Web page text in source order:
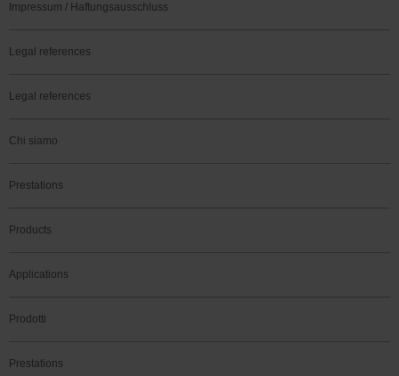
Impressum / Haftungsausschluss
Legal references
Legal references
Chi siamo
Prestations
Products
Applications
Prodotti
Prestations